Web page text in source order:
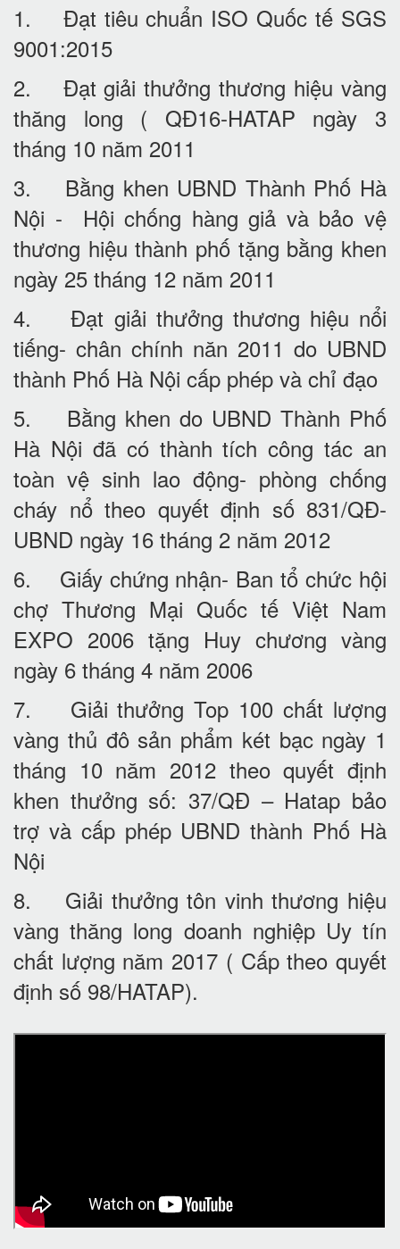
1. Đạt tiêu chuẩn ISO Quốc tế SGS
9001:2015
2. Đạt giải thưởng thương hiệu vàng
thăng long ( QĐ16-HATAP ngày 3
tháng 10 năm 2011
3. Bằng khen UBND Thành Phố Hà
Nội - Hội chống hàng giả và bảo vệ
thương hiệu thành phố tặng bằng khen
ngày 25 tháng 12 năm 2011
4. Đạt giải thưởng thương hiệu nổi
tiếng- chân chính năn 2011 do UBND
thành Phố Hà Nội cấp phép và chỉ đạo
5. Bằng khen do UBND Thành Phố
Hà Nội đã có thành tích công tác an
toàn vệ sinh lao động- phòng chống
cháy nổ theo quyết định số 831/QĐ-
UBND ngày 16 tháng 2 năm 2012
6. Giấy chứng nhận- Ban tổ chức hội
chợ Thương Mại Quốc tế Việt Nam
EXPO 2006 tặng Huy chương vàng
ngày 6 tháng 4 năm 2006
7. Giải thưởng Top 100 chất lượng
vàng thủ đô sản phẩm két bạc ngày 1
tháng 10 năm 2012 theo quyết định
khen thưởng số: 37/QĐ – Hatap bảo
trợ và cấp phép UBND thành Phố Hà
Nội
8. Giải thưởng tôn vinh thương hiệu
vàng thăng long doanh nghiệp Uy tín
chất lượng năm 2017 ( Cấp theo quyết
định số 98/HATAP).